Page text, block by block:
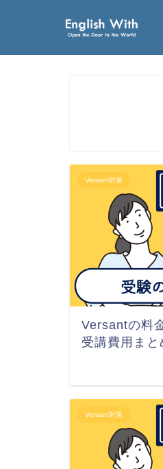
Versant対策
Versantの料
受講費用まと
Versant対策